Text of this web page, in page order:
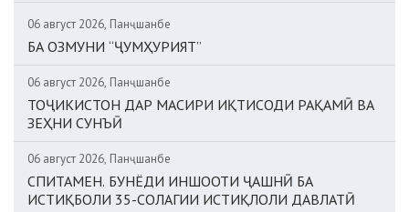
06 август 2026, Панҷшанбе
БА ОЗМУНИ “ҶУМҲУРИЯТ”
06 август 2026, Панҷшанбе
ТОҶИКИСТОН ДАР МАСИРИ ИҚТИСОДИ РАҚАМӢ ВА
ЗЕҲНИ СУНЪӢ
06 август 2026, Панҷшанбе
СПИТАМЕН. БУНЁДИ ИНШООТИ ҶАШНӢ БА
ИСТИҚБОЛИ 35-СОЛАГИИ ИСТИҚЛОЛИ ДАВЛАТӢ